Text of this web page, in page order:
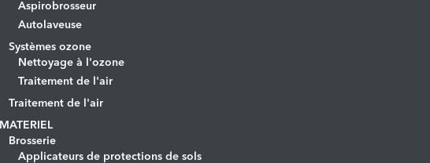
Aspirobrosseur
Autolaveuse
Systèmes ozone
Nettoyage à l'ozone
Traitement de l'air
Traitement de l'air
MATERIEL
Brosserie
Applicateurs de protections de sols